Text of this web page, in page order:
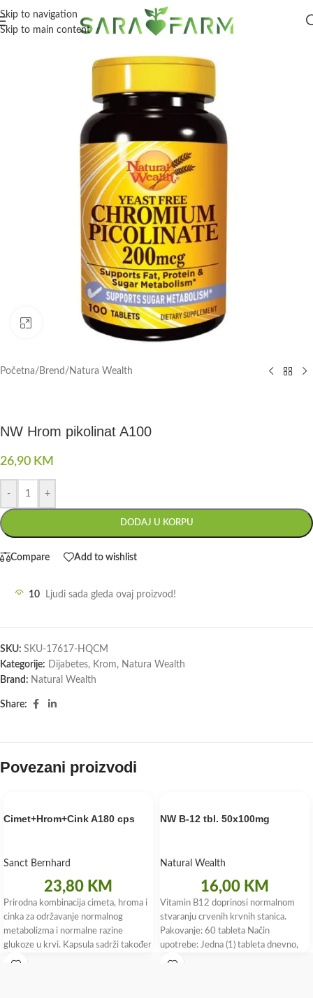
Skip to navigation
Skip to main content
Click to enlarge
Početna/ Brend / Natura Wealth
NW Hrom pikolinat A100
26,90 KM
- +
DODAJ U KORPU
Compare Add to wishlist
10 Ljudi sada gleda ovaj proizvod!
SKU: SKU-17617-HQCM
Kategorije: Dijabetes, Krom, Natura Wealth
Brand: Natural Wealth
Share:
Povezani proizvodi
Cimet+Hrom+Cink A180 cps
Sanct Bernhard
23,80 KM
Prirodna kombinacija cimeta, hroma i
cinka za održavanje normalnog
metabolizma i normalne razine
glukoze u krvi. Kapsula sadrži također
elemente
NW B-12 tbl. 50x100mg
Natural Wealth
16,00 KM
Vitamin B12 doprinosi normalnom
stvaranju crvenih krvnih stanica.
Pakovanje: 60 tableta Način
upotrebe: Jedna (1) tableta dnevno,
najbolje uz obrok. Pogodno i